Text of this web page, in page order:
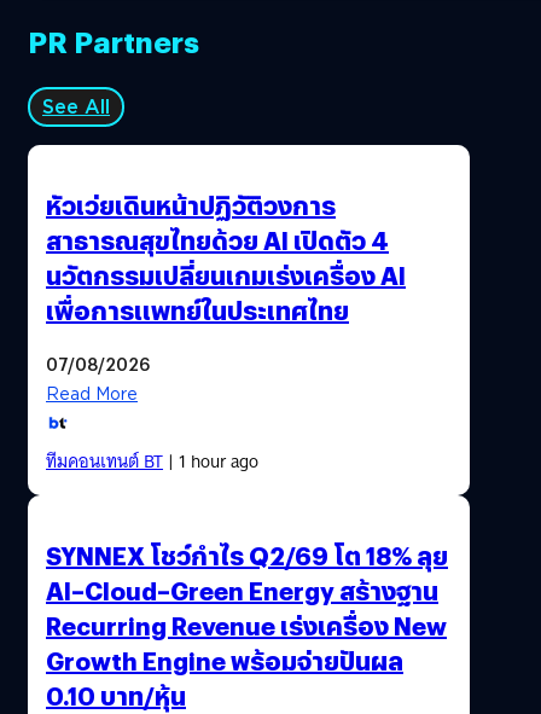
PR Partners
See All
หัวเว่ยเดินหน้าปฏิวัติวงการ
สาธารณสุขไทยด้วย AI เปิดตัว 4
นวัตกรรมเปลี่ยนเกมเร่งเครื่อง AI
เพื่อการแพทย์ในประเทศไทย
07/08/2026
Read More
ทีมคอนเทนต์ BT| 1 hour ago
SYNNEX โชว์กำไร Q2/69 โต 18% ลุย
AI–Cloud–Green Energy สร้างฐาน
Recurring Revenue เร่งเครื่อง New
Growth Engine พร้อมจ่ายปันผล
0.10 บาท/หุ้น